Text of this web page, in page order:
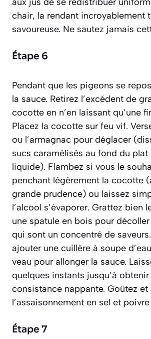
aux jus de se redistribuer
chair, la rendant incroyablement
savoureuse. Ne sautez jamais
Étape 6
Pendant que les pigeons se
la sauce. Retirez l’excédent de
cocotte en n’en laissant qu’une
Placez la cocotte sur feu vif.
ou l’armagnac pour déglacer
sucs caramélisés au fond du plat
liquide). Flambez si vous le
penchant légèrement la cocotte
grande prudence) ou laissez
l’alcool s’évaporer. Grattez bien
une spatule en bois pour
qui sont un concentré de
ajouter une cuillère à soupe
veau pour allonger la sauce.
quelques instants jusqu’à obtenir
consistance nappante. Goûtez et
l’assaisonnement en sel et
Étape 7